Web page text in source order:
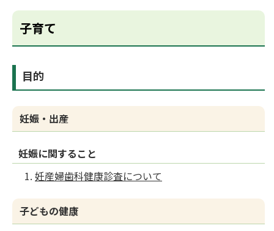
子育て
目的
妊娠・出産
妊娠に関すること
妊産婦歯科健康診査について
子どもの健康